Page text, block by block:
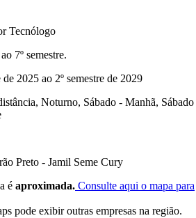
Tecnólogo
7º semestre.
de 2025 ao 2º semestre de 2029
Noturno, Sábado - Manhã, Sábado
Preto - Jamil Seme Cury
é aproximada. Consulte aqui o mapa para
pode exibir outras empresas na região.